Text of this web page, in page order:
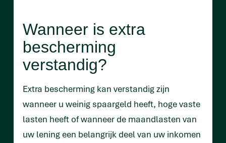
Wanneer is extra
bescherming
verstandig?
Extra bescherming kan verstandig zijn
wanneer u weinig spaargeld heeft, hoge vaste
lasten heeft of wanneer de maandlasten van
uw lening een belangrijk deel van uw inkomen